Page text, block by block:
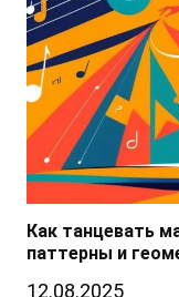
Как танцевать
паттерны и
12.08.2025